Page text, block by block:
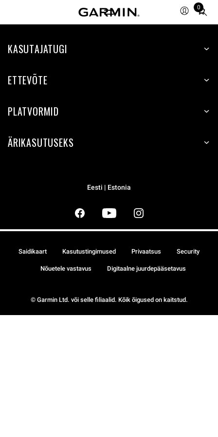
0
Total
items
cart:
KASUTAJATUGI
ETTEVÕTE
PLATVORMID
ÄRIKASUTUSEKS
Eesti | Estonia
© Garmin Ltd. või selle filiaalid. Kõik õigused on kaitstud.
Saidikaart Kasutustingimused Privaatsus Security
Nõuetele vastavus Digitaalne juurdepääsetavus